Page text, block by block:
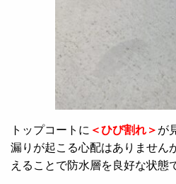
トップコートに ＜ひび割れ＞ が
漏りが起こる心配はありません
えることで防水層を良好な状態